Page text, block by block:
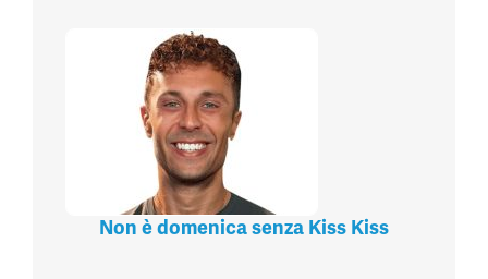
Non è domenica senza Kiss Kiss